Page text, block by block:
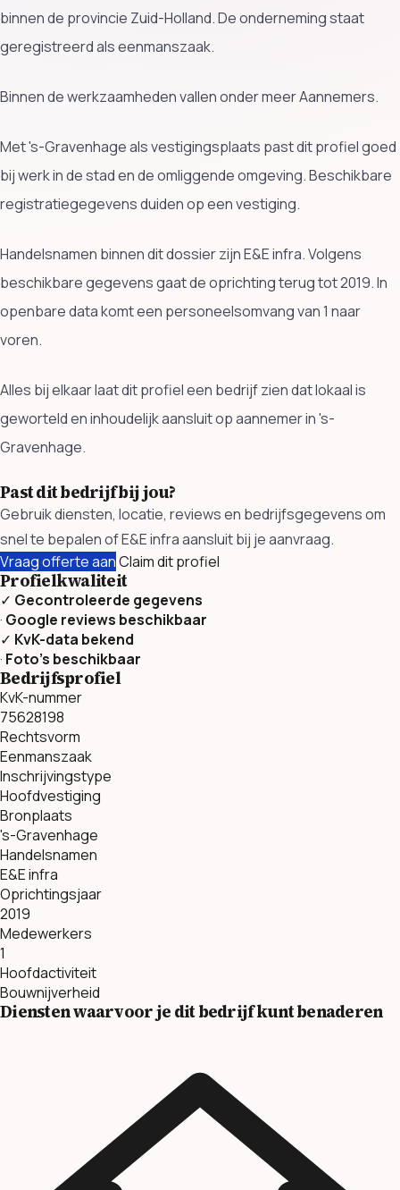
binnen de provincie Zuid-Holland. De onderneming staat
geregistreerd als eenmanszaak.
Binnen de werkzaamheden vallen onder meer Aannemers.
Met 's-Gravenhage als vestigingsplaats past dit profiel goed
bij werk in de stad en de omliggende omgeving. Beschikbare
registratiegegevens duiden op een vestiging.
Handelsnamen binnen dit dossier zijn E&E infra. Volgens
beschikbare gegevens gaat de oprichting terug tot 2019. In
openbare data komt een personeelsomvang van 1 naar
voren.
Alles bij elkaar laat dit profiel een bedrijf zien dat lokaal is
geworteld en inhoudelijk aansluit op aannemer in 's-
Gravenhage.
Past dit bedrijf bij jou?
Gebruik diensten, locatie, reviews en bedrijfsgegevens om
snel te bepalen of E&E infra aansluit bij je aanvraag.
Vraag offerte aanClaim dit profiel
Profielkwaliteit
✓ Gecontroleerde gegevens
· Google reviews beschikbaar
✓ KvK-data bekend
· Foto’s beschikbaar
Bedrijfsprofiel
KvK-nummer
75628198
Rechtsvorm
Eenmanszaak
Inschrijvingstype
Hoofdvestiging
Bronplaats
's-Gravenhage
Handelsnamen
E&E infra
Oprichtingsjaar
2019
Medewerkers
1
Hoofdactiviteit
Bouwnijverheid
Diensten waarvoor je dit bedrijf kunt benaderen